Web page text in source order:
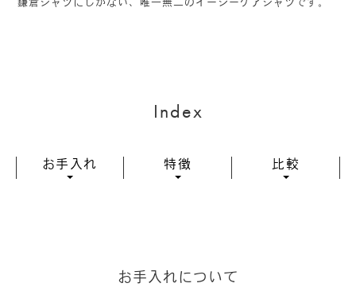
鎌倉シャツにしかない、唯一無二のイージーケアシャツです。
Index
お手入れ 特徴 比較
お手入れについて